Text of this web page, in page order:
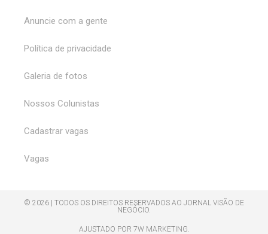
Anuncie com a gente
Política de privacidade
Galeria de fotos
Nossos Colunistas
Cadastrar vagas
Vagas
© 2026 | TODOS OS DIREITOS RESERVADOS AO JORNAL VISÃO DE
NEGÓCIO.
AJUSTADO POR 7W MARKETING.